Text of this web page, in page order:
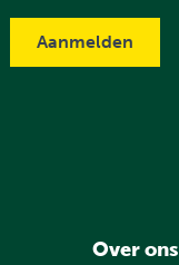
Over ons